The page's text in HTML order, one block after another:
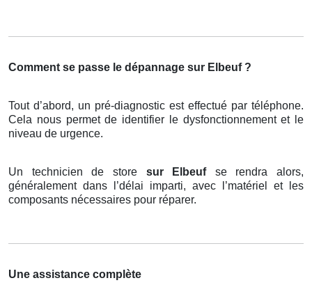
Comment se passe le dépannage sur Elbeuf ?
Tout d’abord, un pré-diagnostic est effectué par téléphone.
Cela nous permet de identifier le dysfonctionnement et le
niveau de urgence.
Un technicien de store sur Elbeuf se rendra alors,
généralement dans l’délai imparti, avec l’matériel et les
composants nécessaires pour réparer.
Une assistance complète